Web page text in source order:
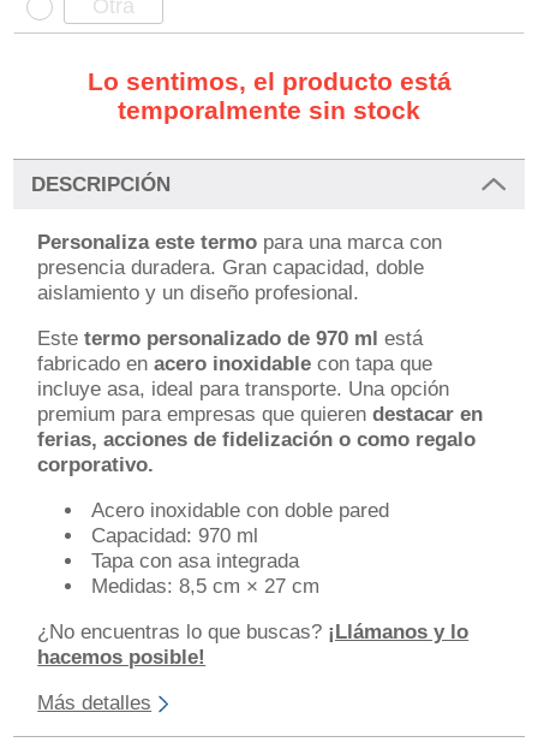
Lo sentimos, el producto está
temporalmente sin stock
DESCRIPCIÓN
Personaliza este termo para una marca con
presencia duradera. Gran capacidad, doble
aislamiento y un diseño profesional.
Estetermo personalizado de 970 ml está
fabricado enacero inoxidable con tapa que
incluye asa, ideal para transporte. Una opción
premium para empresas que quierendestacar en
ferias, acciones de fidelización o como regalo
corporativo.
Acero inoxidable con doble pared
Capacidad: 970 ml
Tapa con asa integrada
Medidas: 8,5 cm × 27 cm
¿No encuentras lo que buscas? ¡Llámanos y lo
hacemos posible!
Más detalles